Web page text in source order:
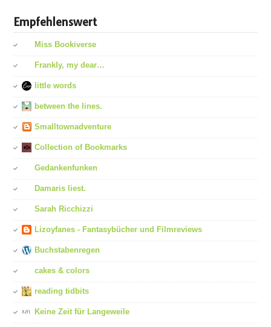
Empfehlenswert
Miss Bookiverse
Frankly, my dear…
little words
between the lines.
Smalltownadventure
Collection of Bookmarks
Gedankenfunken
Damaris liest.
Sarah Ricchizzi
Lizoyfanes - Fantasybücher und Filmreviews
Buchstabenregen
cakes & colors
reading tidbits
Keine Zeit für Langeweile